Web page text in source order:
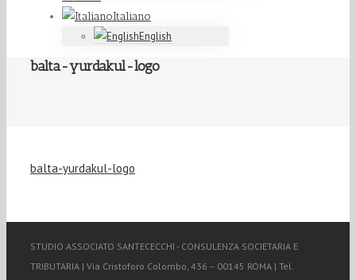
Italiano
English
balta-yurdakul-logo
balta-yurdakul-logo
STUDIO ASSOCIATO SANTECECCHI - CONSULENZA SOCIETARIA E
TRIBUTARIA | Via Cristoforo Colombo, 436 – 00145 ROMA | Tel.